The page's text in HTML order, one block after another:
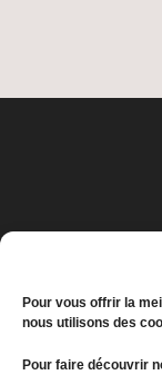
Pour vous offrir la
nous utilisons des
Pour faire découvrir